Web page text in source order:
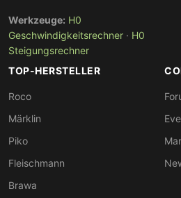
Werkzeuge: H0
Geschwindigkeitsrechner · H0
Steigungsrechner
TOP-HERSTELLER
Roco
Märklin
Piko
Fleischmann
Brawa